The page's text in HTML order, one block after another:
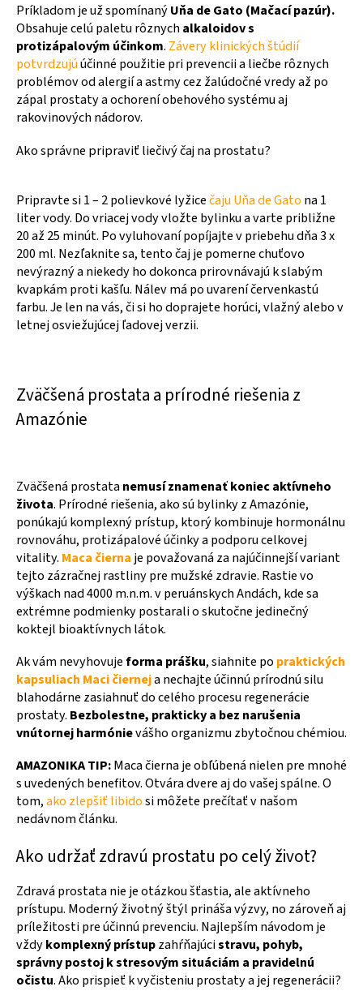
Príkladom je už spomínanýUňa de Gato (Mačací pazúr).
Obsahuje celú paletu rôznychalkaloidov s
protizápalovým účinkom. Závery klinických štúdií
potvrdzujúúčinné použitie pri prevencii a liečbe rôznych
problémov od alergií a astmy cez žalúdočné vredy až po
zápal prostaty a ochorení obehového systému aj
rakovinových nádorov.
Ako správne pripraviť liečivý čaj na prostatu?
Pripravte si 1 – 2 polievkové lyžicečaju Uňa de Gato na 1
liter vody. Do vriacej vody vložte bylinku a varte približne
20 až 25 minút. Po vyluhovaní popíjajte v priebehu dňa 3 x
200 ml. Nezľaknite sa, tento čaj je pomerne chuťovo
nevýrazný a niekedy ho dokonca prirovnávajú k slabým
kvapkám proti kašľu. Nálev má po uvarení červenkastú
farbu. Je len na vás, či si ho doprajete horúci, vlažný alebo v
letnej osviežujúcej ľadovej verzii.
Zväčšená prostata a prírodné riešenia z
Amazónie
Zväčšená prostatanemusí znamenať koniec aktívneho
života. Prírodné riešenia, ako sú bylinky z Amazónie,
ponúkajú komplexný prístup, ktorý kombinuje hormonálnu
rovnováhu, protizápalové účinky a podporu celkovej
vitality. Maca čierna je považovaná za najúčinnejší variant
tejto zázračnej rastliny pre mužské zdravie. Rastie vo
výškach nad 4000 m.n.m. v peruánskych Andách, kde sa
extrémne podmienky postarali o skutočne jedinečný
koktejl bioaktívnych látok.
Ak vám nevyhovujeforma prášku, siahnite po praktických
kapsuliach Maci čierneja nechajte účinnú prírodnú silu
blahodárne zasiahnuť do celého procesu regenerácie
prostaty. Bezbolestne, prakticky a bez narušenia
vnútornej harmónievášho organizmu zbytočnou chémiou.
AMAZONIKA TIP:Maca čierna je obľúbená nielen pre mnohé
s uvedených benefitov. Otvára dvere aj do vašej spálne. O
tom,ako zlepšiť libidosi môžete prečítať v našom
nedávnom článku.
Ako udržať zdravú prostatu po celý život?
Zdravá prostata nie je otázkou šťastia, ale aktívneho
prístupu. Moderný životný štýl prináša výzvy, no zároveň aj
príležitosti pre účinnú prevenciu. Najlepším návodom je
vždykomplexný prístupzahŕňajúcistravu, pohyb,
správny postoj k stresovým situáciám a pravidelnú
očistu. Ako prispieť k vyčisteniu prostaty a jej regenerácii?